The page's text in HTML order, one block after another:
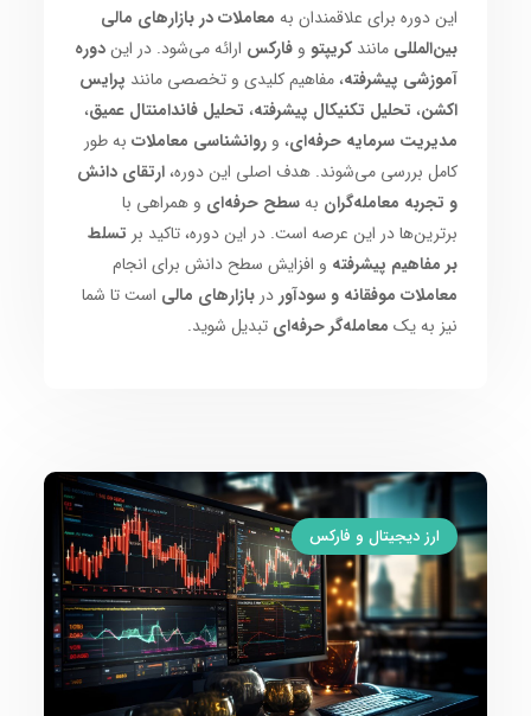
این دوره برای علاقمندان به معاملات در بازارهای مالی
بین‌المللی مانندکریپتو وفارکس ارائه می‌شود. در ایندوره
آموزشی پیشرفته، مفاهیم کلیدی و تخصصی مانند پرایس
اکشن، تحلیل تکنیکال پیشرفته، تحلیل فاندامنتال عمیق،
مدیریت سرمایه حرفه‌ای، وروانشناسی معاملات به طور
کامل بررسی می‌شوند. هدف اصلی این دوره،ارتقای دانش
و تجربه معامله‌گران بهسطح حرفه‌ای و همراهی با
برترین‌ها در این عرصه است. در این دوره، تاکید بر تسلط
بر مفاهیم پیشرفته و افزایش سطح دانش برای انجام
معاملات موفقانه و سودآور دربازارهای مالی است تا شما
نیز به یک معامله‌گر حرفه‌ای تبدیل شوید.
ارز دیجیتال و فارکس